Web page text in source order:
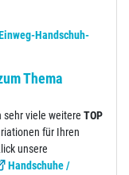
Handschuh-
Thema
sehr viele weitere TOP
für Ihren
unsere
Handschuhe /